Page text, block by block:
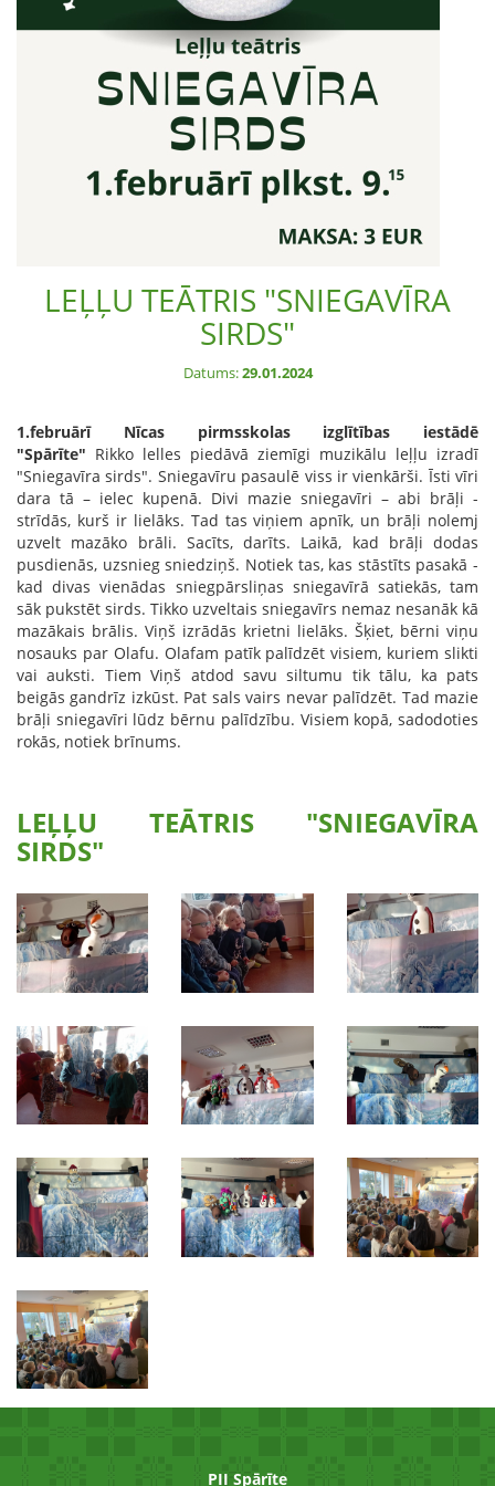
LEĻĻU TEĀTRIS "SNIEGAVĪRA
SIRDS"
Datums:29.01.2024
1.februārī Nīcas pirmsskolas izglītības iestādē
"Spārīte" Rikko lelles piedāvā ziemīgi muzikālu leļļu izradī
"Sniegavīra sirds". Sniegavīru pasaulē viss ir vienkārši. Īsti vīri
dara tā – ielec kupenā. Divi mazie sniegavīri – abi brāļi -
strīdās, kurš ir lielāks. Tad tas viņiem apnīk, un brāļi nolemj
uzvelt mazāko brāli. Sacīts, darīts. Laikā, kad brāļi dodas
pusdienās, uzsnieg sniedziņš. Notiek tas, kas stāstīts pasakā -
kad divas vienādas sniegpārsliņas sniegavīrā satiekās, tam
sāk pukstēt sirds. Tikko uzveltais sniegavīrs nemaz nesanāk kā
mazākais brālis. Viņš izrādās krietni lielāks. Šķiet, bērni viņu
nosauks par Olafu. Olafam patīk palīdzēt visiem, kuriem slikti
vai auksti. Tiem Viņš atdod savu siltumu tik tālu, ka pats
beigās gandrīz izkūst. Pat sals vairs nevar palīdzēt. Tad mazie
brāļi sniegavīri lūdz bērnu palīdzību. Visiem kopā, sadodoties
rokās, notiek brīnums.
LEĻĻU TEĀTRIS "SNIEGAVĪRA
SIRDS"
PII Spārīte